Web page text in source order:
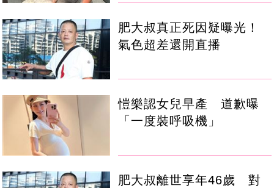
肥大叔真正死因疑曝光！
氣色超差還開直播
愷樂認女兒早產 道歉曝
「一度裝呼吸機」
肥大叔離世享年46歲 對